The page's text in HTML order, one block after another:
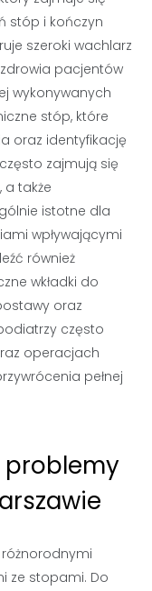
stóp i kończyn
szeroki wachlarz
pacjentów
wykonywanych
stóp, które
oraz identyfikację
zajmują się
a także
istotne dla
wpływającymi
również
wkładki do
oraz
często
operacjach
pełnej
problemy
ze stopami. Do